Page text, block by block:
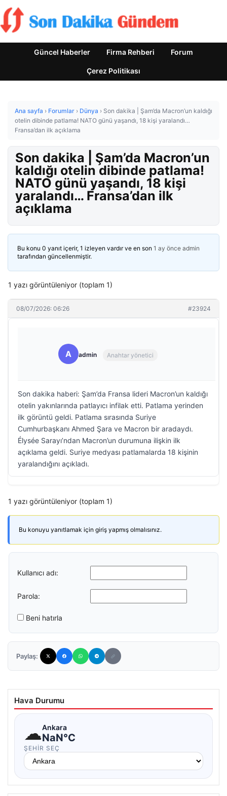
Güncel Haberler Firma Rehberi Forum
Çerez Politikası
Ana sayfa › Forumlar › Dünya › Son dakika | Şam’da Macron’un kaldığı
otelin dibinde patlama! NATO günü yaşandı, 18 kişi yaralandı…
Fransa’dan ilk açıklama
Son dakika | Şam’da Macron’un
kaldığı otelin dibinde patlama!
NATO günü yaşandı, 18 kişi
yaralandı… Fransa’dan ilk
açıklama
Bu konu 0 yanıt içerir, 1 izleyen vardır ve en son 1 ay önce admin
tarafından güncellenmiştir.
1 yazı görüntüleniyor (toplam 1)
08/07/2026: 06:26 #23924
A admin Anahtar yönetici
Son dakika haberi: Şam’da Fransa lideri Macron’un kaldığı
otelin yakınlarında patlayıcı infilak etti. Patlama yerinden
ilk görüntü geldi. Patlama sırasında Suriye
Cumhurbaşkanı Ahmed Şara ve Macron bir aradaydı.
Élysée Sarayı’ndan Macron’un durumuna ilişkin ilk
açıklama geldi. Suriye medyası patlamalarda 18 kişinin
yaralandığını açıkladı.
1 yazı görüntüleniyor (toplam 1)
Bu konuyu yanıtlamak için giriş yapmış olmalısınız.
Kullanıcı adı:
Parola:
Beni hatırla
Paylaş:
Hava Durumu
☁Ankara
NaN°C
ŞEHIR SEÇ